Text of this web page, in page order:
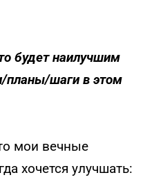
будет наилучшим
планы/шаги в этом
мои вечные
хочется улучшать: